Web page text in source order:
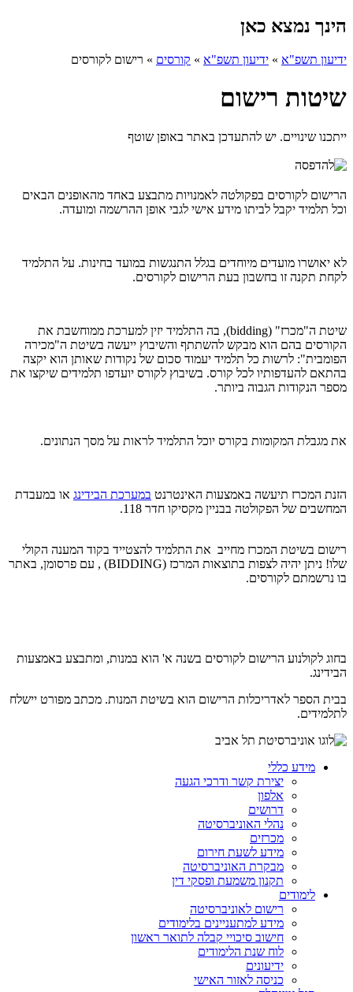
הינך נמצא כאן
ידיעון תשפ"א » ידיעון תשפ"א » קורסים » רישום לקורסים
שיטות רישום
ייתכנו שינויים. יש להתעדכן באתר באופן שוטף
הרישום לקורסים בפקולטה לאמנויות מתבצע באחד מהאופנים הבאים
וכל תלמיד יקבל לביתו מידע אישי לגבי אופן ההרשמה ומועדה.
לא יאושרו מועדים מיוחדים בגלל התנגשות במועד בחינות. על התלמיד
לקחת תקנה זו בחשבון בעת הרישום לקורסים.
שיטת ה"מכרז" (bidding), בה התלמיד יזין למערכת ממוחשבת את
הקורסים בהם הוא מבקש להשתתף והשיבוץ ייעשה בשיטת ה"מכירה
הפומבית": לרשות כל תלמיד יעמוד סכום של נקודות שאותן הוא יקצה
בהתאם להעדפותיו לכל קורס. בשיבוץ לקורס יועדפו תלמידים שיקצו את
מספר הנקודות הגבוה ביותר.
את מגבלת המקומות בקורס יוכל התלמיד לראות על מסך הנתונים.
הזנת המכרז תיעשה באמצעות האינטרנט במערכת הבידינג או במעבדת
המחשבים של הפקולטה בבניין מקסיקו חדר 118.
רישום בשיטת המכרז מחייב את התלמיד להצטייד בקוד המענה הקולי
שלו! ניתן יהיה לצפות בתוצאות המרכז (BIDDING) , עם פרסומן, באתר
בו נרשמתם לקורסים.
בחוג לקולנוע הרישום לקורסים בשנה א' הוא במנות, ומתבצע באמצעות
הבידינג.
בבית הספר לאדריכלות הרישום הוא בשיטת המנות. מכתב מפורט יישלח
לתלמידים.
מידע כללי
יצירת קשר ודרכי הגעה
אלפון
דרושים
נהלי האוניברסיטה
מכרזים
מידע לשעת חירום
מבקרת האוניברסיטה
תקנון משמעת ופסקי דין
לימודים
רישום לאוניברסיטה
מידע למתעניינים בלימודים
חישוב סיכויי קבלה לתואר ראשון
לוח שנת הלימודים
ידיעונים
כניסה לאזור האישי